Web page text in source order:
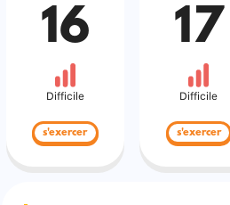
16
Difficile
s'exercer
17
Difficile
s'exercer